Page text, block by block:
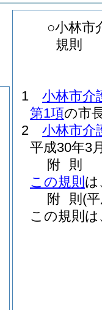
○小林市
規則
1
小林市介
第1項の市
2
小林市介
平成30年3
附 則
この規則 は
附 則 (
この規則